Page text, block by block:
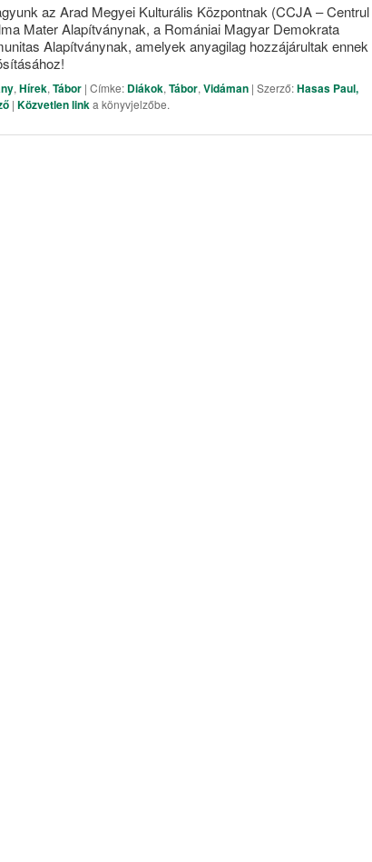
az Arad Megyei Kulturális Központnak (CCJA – Centrul
Mater Alapítványnak, a Romániai Magyar Demokrata
Alapítványnak, amelyek anyagilag hozzájárultak ennek
, Hírek, Tábor | Címke: Diákok, Tábor, Vidáman | Szerző:Hasas Paul,
| Közvetlen linka könyvjelzőbe.